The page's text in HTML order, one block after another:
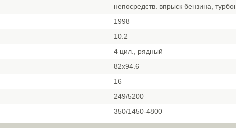
непосредств. впрыск бензина,
1998
10.2
4 цил., рядный
82x94.6
16
249/5200
350/1450-4800